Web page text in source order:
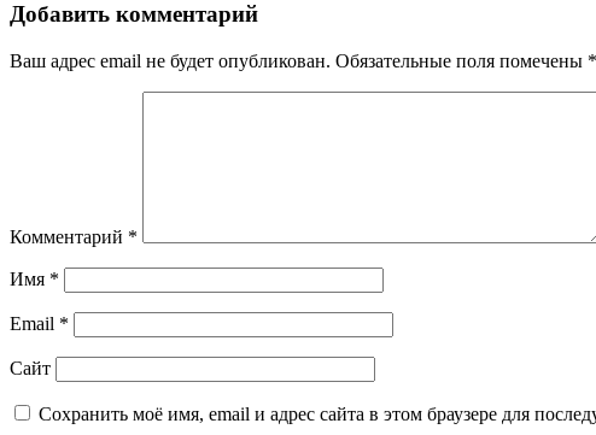
Добавить комментарий
Ваш адрес email не будет опубликован. Обязательные поля помечены *
Комментарий *
Имя *
Email *
Сайт
Сохранить моё имя, email и адрес сайта в этом браузере для